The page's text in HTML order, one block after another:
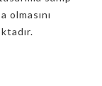
olmasını